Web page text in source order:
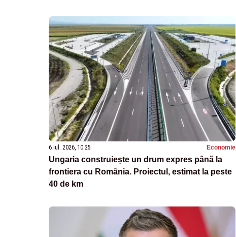
6 iul. 2026, 10:25 Economie
Ungaria construiește un drum expres până la
frontiera cu România. Proiectul, estimat la peste
40 de km